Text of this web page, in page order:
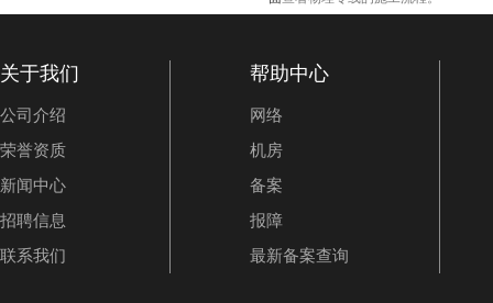
关于我们
公司介绍
荣誉资质
新闻中心
招聘信息
联系我们
帮助中心
网络
机房
备案
报障
最新备案查询